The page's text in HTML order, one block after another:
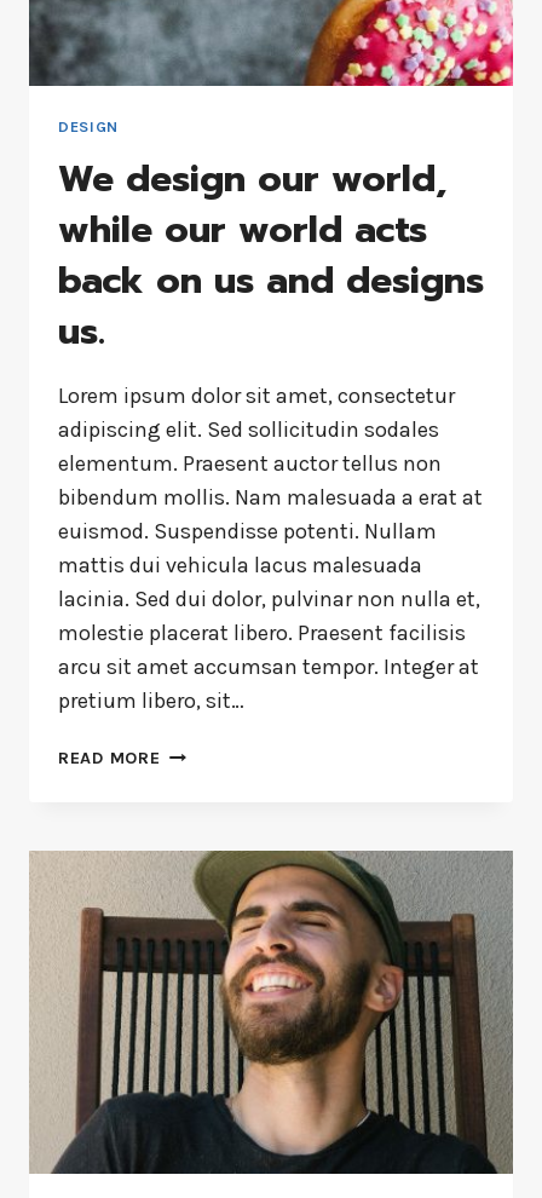
DESIGN
We design our world,
while our world acts
back on us and designs
us.
Lorem ipsum dolor sit amet, consectetur
adipiscing elit. Sed sollicitudin sodales
elementum. Praesent auctor tellus non
bibendum mollis. Nam malesuada a erat at
euismod. Suspendisse potenti. Nullam
mattis dui vehicula lacus malesuada
lacinia. Sed dui dolor, pulvinar non nulla et,
molestie placerat libero. Praesent facilisis
arcu sit amet accumsan tempor. Integer at
pretium libero, sit…
READ MORE